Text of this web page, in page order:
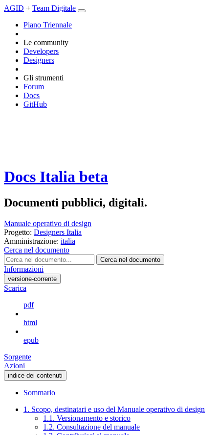
AGID + Team Digitale
Piano Triennale
Le community
Developers
Designers
Gli strumenti
Forum
Docs
GitHub
Docs Italia beta
Documenti pubblici, digitali.
Manuale operativo di design
Progetto: Designers Italia
Amministrazione: italia
Cerca nel documento
Cerca nel documento
Informazioni
versione-corrente
Scarica
pdf
html
epub
Sorgente
Azioni
indice dei contenuti
Sommario
1. Scopo, destinatari e uso del Manuale operativo di design
1.1. Versionamento e storico
1.2. Consultazione del manuale